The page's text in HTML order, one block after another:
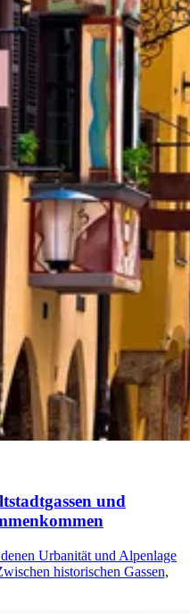
und
Urbanität und Alpenlage
historischen Gassen,